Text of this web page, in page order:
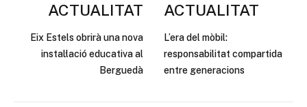
ACTUALITAT
Eix Estels obrirà una nova
instal·lació educativa al
Berguedà
ACTUALITAT
L’era del mòbil:
responsabilitat compartida
entre generacions